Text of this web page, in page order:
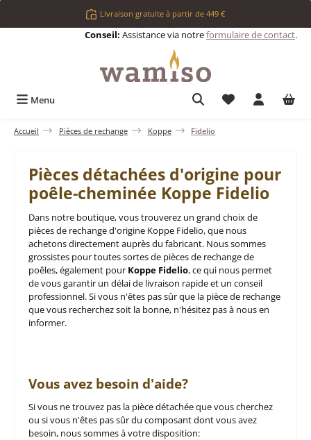
Passer au contenu principalLivraison gratuite à partir de 449 €
Conseil: Assistance via notreformulaire de contact.
Menu Vous avez 0
Accueil Pièces de rechange Koppe Fidelio
Pièces détachées d'origine pour
poêle-cheminée Koppe Fidelio
Dans notre boutique, vous trouverez un grand choix de
pièces de rechange d'origine Koppe Fidelio, que nous
achetons directement auprès du fabricant. Nous sommes
grossistes pour toutes sortes de pièces de rechange de
poêles, également pour Koppe Fidelio, ce qui nous permet
de vous garantir un délai de livraison rapide et un conseil
professionnel. Si vous n'êtes pas sûr que la pièce de rechange
que vous recherchez soit la bonne, n'hésitez pas à nous en
informer.
Vous avez besoin d'aide?
Si vous ne trouvez pas la pièce détachée que vous cherchez
ou si vous n'êtes pas sûr du composant dont vous avez
besoin, nous sommes à votre disposition: